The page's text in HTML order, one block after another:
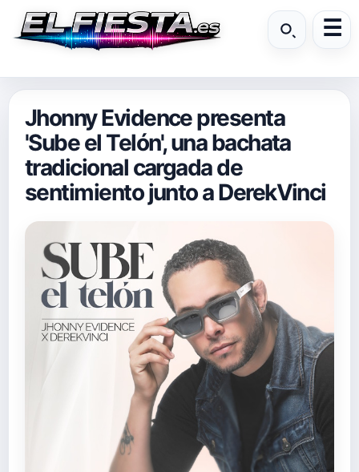
Jhonny Evidence presenta
'Sube el Telón', una bachata
tradicional cargada de
sentimiento junto a DerekVinci